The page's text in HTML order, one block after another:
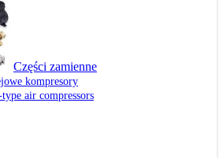
Części zamienne
kompresory
air compressors